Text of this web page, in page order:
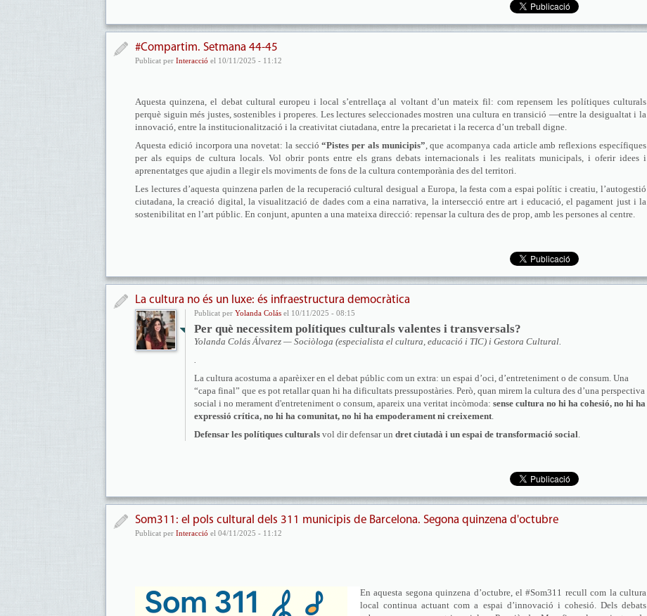
#Compartim. Setmana 44-45
Publicat per Interacció el 10/11/2025 - 11:12
Aquesta quinzena, el debat cultural europeu i local s’entrellaça al voltant d’un mateix fil: com repensem les polítiques culturals
perquè siguin més justes, sostenibles i properes. Les lectures seleccionades mostren una cultura en transició —entre la desigualtat i la
innovació, entre la institucionalització i la creativitat ciutadana, entre la precarietat i la recerca d’un treball digne.
Aquesta edició incorpora una novetat: la secció“Pistes per als municipis”, que acompanya cada article amb reflexions específiques
per als equips de cultura locals. Vol obrir ponts entre els grans debats internacionals i les realitats municipals, i oferir idees i
aprenentatges que ajudin a llegir els moviments de fons de la cultura contemporània des del territori.
Les lectures d’aquesta quinzena parlen de la recuperació cultural desigual a Europa, la festa com a espai polític i creatiu, l’autogestió
ciutadana, la creació digital, la visualització de dades com a eina narrativa, la intersecció entre art i educació, el pagament just i la
sostenibilitat en l’art públic. En conjunt, apunten a una mateixa direcció: repensar la cultura des de prop, amb les persones al centre.
La cultura no és un luxe: és infraestructura democràtica
Publicat per Yolanda Colás el 10/11/2025 - 08:15
Per què necessitem polítiques culturals valentes i transversals?
Yolanda Colás Álvarez — Sociòloga (especialista el cultura, educació i TIC) i Gestora Cultural.
.
La cultura acostuma a aparèixer en el debat públic com un extra: un espai d’oci, d’entreteniment o de consum. Una
“capa final” que es pot retallar quan hi ha dificultats pressupostàries. Però, quan mirem la cultura des d’una perspectiva
social i no merament d'entreteniment o consum, apareix una veritat incòmoda: sense cultura no hi ha cohesió, no hi ha
expressió crítica, no hi ha comunitat, no hi ha empoderament ni creixement.
Defensar les polítiques culturals vol dir defensar un dret ciutadà i un espai de transformació social.
Som311: el pols cultural dels 311 municipis de Barcelona. Segona quinzena d'octubre
Publicat per Interacció el 04/11/2025 - 11:12
En aquesta segona quinzena d’octubre, el #Som311 recull com la cultura
local continua actuant com a espai d’innovació i cohesió. Dels debats